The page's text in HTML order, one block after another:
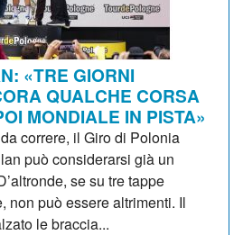
«TRE GIORNI
QUALCHE CORSA
MONDIALE IN PISTA»
correre, il Giro di Polonia
può considerarsi già un
se su tre tappe
non può essere altrimenti. Il
le braccia...